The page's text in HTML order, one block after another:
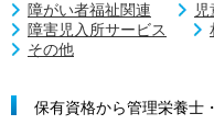
障がい者福祉関連
児
障害児入所サービス
その他
保有資格から管理栄養士